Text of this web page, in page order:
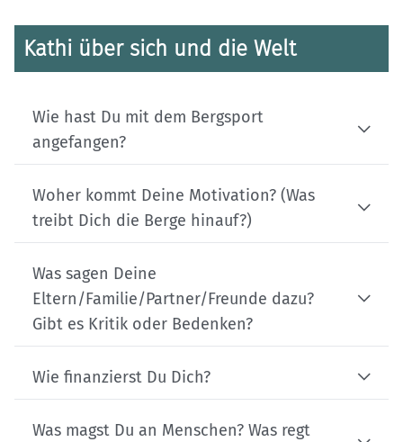
Kathi über sich und die Welt
Wie hast Du mit dem Bergsport
angefangen?
Woher kommt Deine Motivation? (Was
treibt Dich die Berge hinauf?)
Was sagen Deine
Eltern/Familie/Partner/Freunde dazu?
Gibt es Kritik oder Bedenken?
Wie finanzierst Du Dich?
Was magst Du an Menschen? Was regt